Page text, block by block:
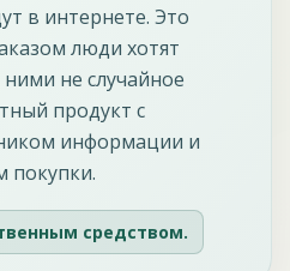
в интернете. Это
люди хотят
не случайное
продукт с
информации и
покупки.
средством.